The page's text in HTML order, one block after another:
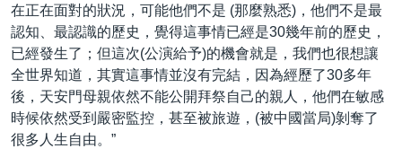
在正在面對的狀況，可能他們不是 (那麼熟悉)，他們不是最
認知、最認識的歷史，覺得這事情已經是30幾年前的歷史，
已經發生了；但這次(公演給予)的機會就是，我們也很想讓
全世界知道，其實這事情並沒有完結，因為經歷了30多年
後，天安門母親依然不能公開拜祭自己的親人，他們在敏感
時候依然受到嚴密監控，甚至被旅遊，(被中國當局)剝奪了
很多人生自由。”